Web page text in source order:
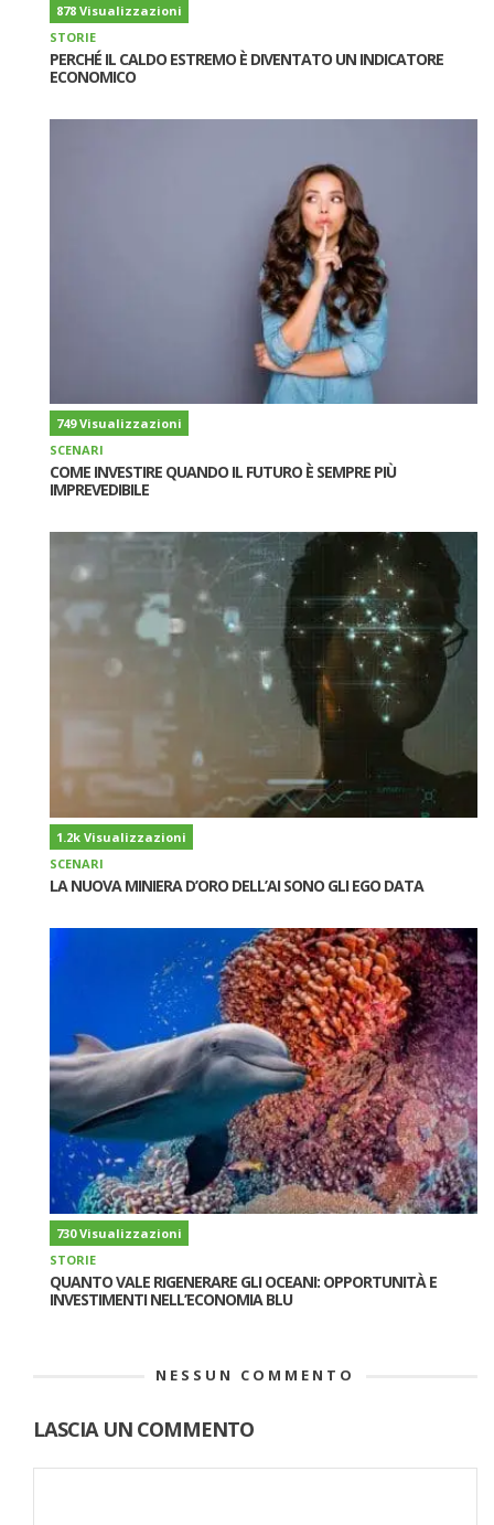
878 Visualizzazioni
STORIE
PERCHÉ IL CALDO ESTREMO È DIVENTATO UN INDICATORE
ECONOMICO
749 Visualizzazioni
SCENARI
COME INVESTIRE QUANDO IL FUTURO È SEMPRE PIÙ
IMPREVEDIBILE
1.2k Visualizzazioni
SCENARI
LA NUOVA MINIERA D’ORO DELL’AI SONO GLI EGO DATA
730 Visualizzazioni
STORIE
QUANTO VALE RIGENERARE GLI OCEANI: OPPORTUNITÀ E
INVESTIMENTI NELL’ECONOMIA BLU
NESSUN COMMENTO
LASCIA UN COMMENTO